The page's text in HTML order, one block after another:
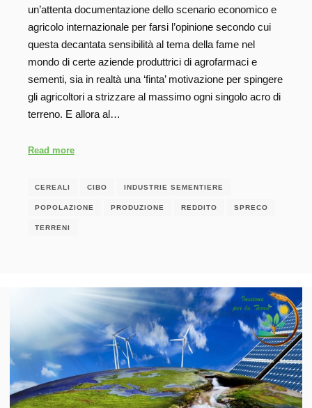
un’attenta documentazione dello scenario economico e
agricolo internazionale per farsi l’opinione secondo cui
questa decantata sensibilità al tema della fame nel
mondo di certe aziende produttrici di agrofarmaci e
sementi, sia in realtà una ‘finta’ motivazione per spingere
gli agricoltori a strizzare al massimo ogni singolo acro di
terreno. E allora al…
Read more
CEREALI CIBO INDUSTRIE SEMENTIERE
POPOLAZIONE PRODUZIONE REDDITO SPRECO
TERRENI